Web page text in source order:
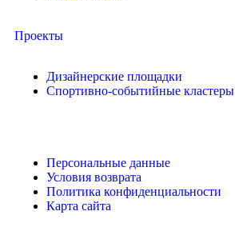
Проекты
Дизайнерские площадки
Спортивно-событийные кластеры
Персональные данные
Условия возврата
Политика конфиденциальности
Карта сайта